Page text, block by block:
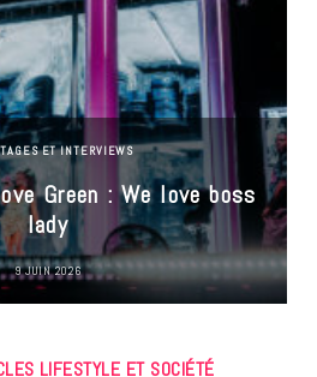
ET INTERVIEWS
Green : We love boss
lady
9 JUIN 2026
LIFESTYLE ET SOCIÉTÉ